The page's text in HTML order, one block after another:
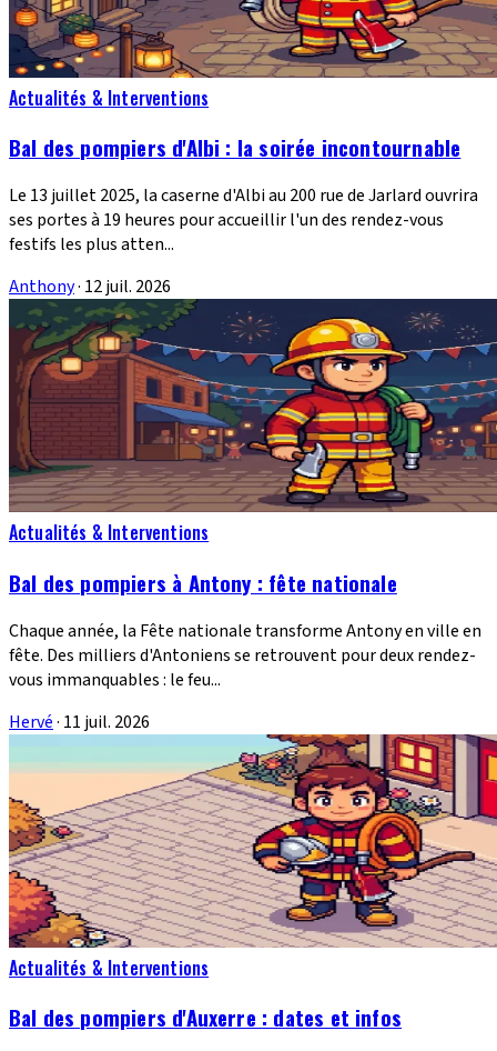
Actualités & Interventions
Bal des pompiers d'Albi : la soirée incontournable
Le 13 juillet 2025, la caserne d'Albi au 200 rue de Jarlard ouvrira
ses portes à 19 heures pour accueillir l'un des rendez-vous
festifs les plus atten...
Anthony· 12 juil. 2026
Actualités & Interventions
Bal des pompiers à Antony : fête nationale
Chaque année, la Fête nationale transforme Antony en ville en
fête. Des milliers d'Antoniens se retrouvent pour deux rendez-
vous immanquables : le feu...
Hervé· 11 juil. 2026
Actualités & Interventions
Bal des pompiers d'Auxerre : dates et infos